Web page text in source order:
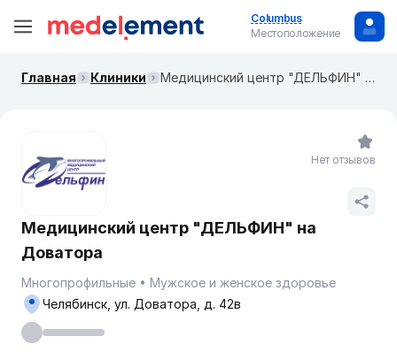
Columbus
Местоположение
Главная Клиники Медицинский центр "ДЕЛЬФИН" на Доватора
Медицинский центр "ДЕЛЬФИН" на
Доватора
Многопрофильные Мужское и женское здоровье
Челябинск, ул. Доватора, д. 42в
Нет отзывов